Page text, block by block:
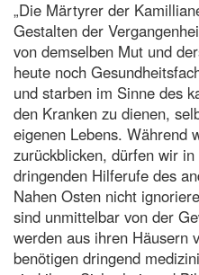
„Die Märtyrer der
Gestalten der
von demselben Mut und
heute noch
und starben im Sinne des
den Kranken zu dienen,
eigenen Lebens. Während
zurückblicken, dürfen wir
dringenden Hilferufe des
Nahen Osten nicht
sind unmittelbar von der
werden aus ihren Häusern
benötigen dringend